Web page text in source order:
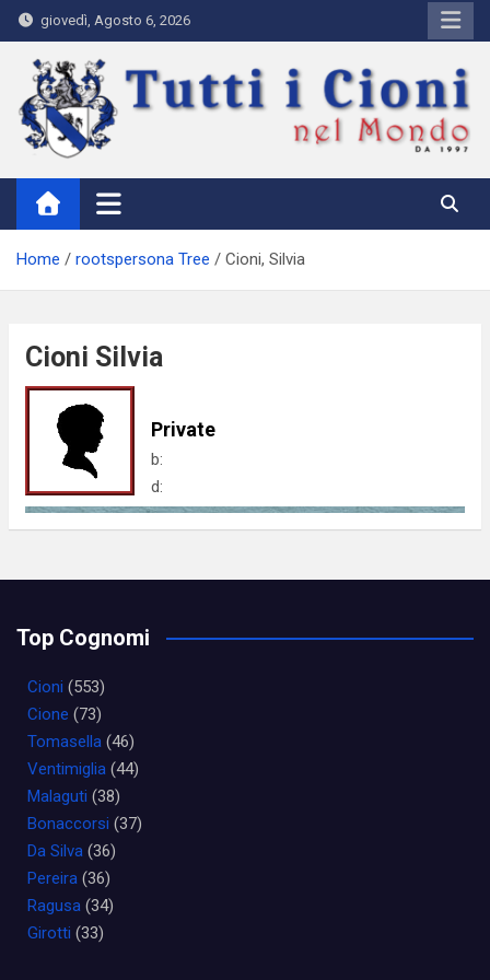
Skip
to
content
giovedì, Agosto 6, 2026
Tutti i Cioni nel Mondo
Where Cioni`s come from
Home rootspersona Tree Cioni, Silvia
Cioni Silvia
Private
b:
d:
Top Cognomi
Cioni (553)
Cione (73)
Tomasella (46)
Ventimiglia (44)
Malaguti (38)
Bonaccorsi (37)
Da Silva (36)
Pereira (36)
Ragusa (34)
Girotti (33)